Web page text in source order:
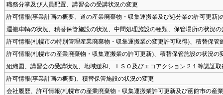
職務分掌及び人員配置、講習会の受講状況の変更
許可情報(事業計画の概要、道の産業廃棄物・収集運搬業及び処分業の許可更新)
運搬車輌の状況、積替保管施設の状況、中間処理施設の種類、保管場所の状況の
許可情報(札幌市の特別管理産業廃棄物・収集運搬業の変更許可取得)、積替保管
許可情報(札幌市の産業廃棄物・収集運搬業の許可更新)、積替保管施設の状況の
組織図、講習会の受講状況、地域緩和、ＩＳＯ及びエコアクション２１等認証
許可情報(事業計画の概要)、積替保管施設の状況の変更
会社履歴、許可情報(札幌市の産業廃棄物・収集運搬業許可更新及び函館市の産